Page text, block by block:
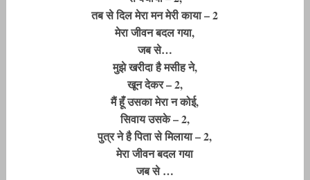
तब से दिल मेरा मन मेरी काया – 2
मेरा जीवन बदल गया,
जब से…
मुझे खरीदा है मसीह ने,
खून देकर – 2,
मैं हूँ उसका मेरा न कोई,
सिवाय उसके – 2,
पुत्र ने है पिता से मिलाया – 2,
मेरा जीवन बदल गया
जब से …